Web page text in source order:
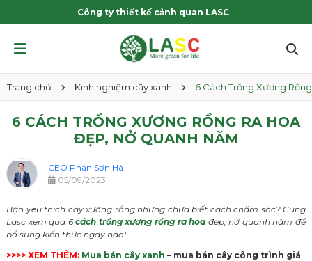
Công ty thiết kế cảnh quan LASC
Trang chủ Kinh nghiệm cây xanh 6 Cách Trồng Xương
6 CÁCH TRỒNG XƯƠNG RỒNG RA HOA
ĐẸP, NỞ QUANH NĂM
CEO Phan Sơn Hà
05/09/2023
Bạn yêu thích cây xương rồng nhưng chưa biết cách chăm sóc? Cùng
Lasc xem qua 6cách trồng xương rồng ra hoa đẹp, nở quanh năm để
bổ sung kiến thức ngay nào!
>>>> XEM THÊM: Mua bán cây xanh – mua bán cây công trình giá